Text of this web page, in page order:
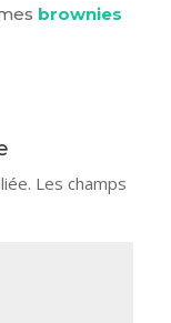
brownies
Les champs